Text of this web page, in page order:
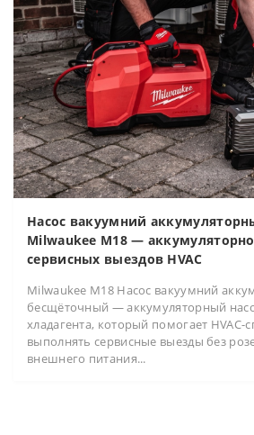
Насос вакуумний
Milwaukee M18 —
сервисных выездов HVAC
Milwaukee M18 Насос вакуумний
бесщёточный — аккумуляторный
хладагента, который помогает HVAC-
выполнять сервисные выезды без
внешнего питания...